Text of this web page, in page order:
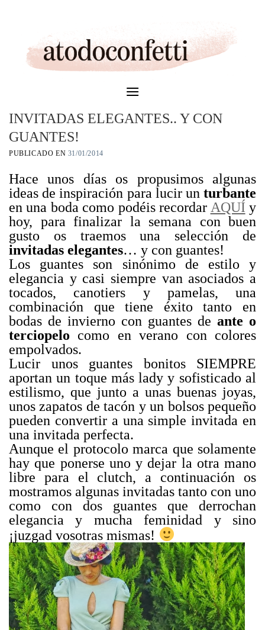
INVITADAS ELEGANTES.. Y CON
GUANTES!
PUBLICADO EN 31/01/2014
Hace unos días os propusimos algunas
ideas de inspiración para lucir un turbante
en una boda como podéis recordar AQUÍ y
hoy, para finalizar la semana con buen
gusto os traemos una selección de
invitadas elegantes… y con guantes!
Los guantes son sinónimo de estilo y
elegancia y casi siempre van asociados a
tocados, canotiers y pamelas, una
combinación que tiene éxito tanto en
bodas de invierno con guantes de ante o
terciopelo como en verano con colores
empolvados.
Lucir unos guantes bonitos SIEMPRE
aportan un toque más lady y sofisticado al
estilismo, que junto a unas buenas joyas,
unos zapatos de tacón y un bolsos pequeño
pueden convertir a una simple invitada en
una invitada perfecta.
Aunque el protocolo marca que solamente
hay que ponerse uno y dejar la otra mano
libre para el clutch, a continuación os
mostramos algunas invitadas tanto con uno
como con dos guantes que derrochan
elegancia y mucha feminidad y sino
¡juzgad vosotras mismas!